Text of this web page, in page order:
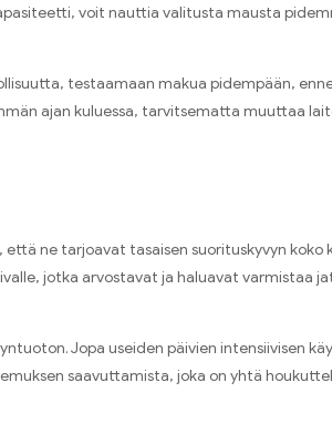
voit nauttia valitusta mausta
testaamaan makua pidempään,
ajan kuluessa, tarvitsematta muuttaa
ne tarjoavat tasaisen suorituskyvyn koko
jotka arvostavat ja haluavat varmistaa
Jopa useiden päivien intensiivisen
saavuttamista, joka on yhtä